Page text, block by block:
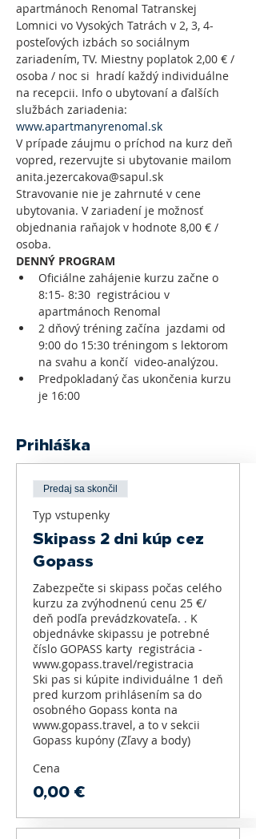
apartmánoch Renomal Tatranskej
Lomnici vo Vysokých Tatrách v 2, 3, 4-
posteľových izbách so sociálnym
zariadením, TV. Miestny poplatok 2,00 € /
osoba / noc si  hradí každý individuálne
na recepcii. Info o ubytovaní a ďalších
službách zariadenia:
www.apartmanyrenomal.sk
V prípade záujmu o príchod na kurz deň
vopred, rezervujte si ubytovanie mailom
anita.jezercakova@sapul.sk
Stravovanie nie je zahrnuté v cene
ubytovania. V zariadení je možnosť
objednania raňajok v hodnote 8,00 € /
osoba.
DENNÝ PROGRAM
Oficiálne zahájenie kurzu začne o
8:15- 8:30  registráciou v
apartmánoch Renomal
2 dňový tréning začína  jazdami od
9:00 do 15:30 tréningom s lektorom
na svahu a končí  video-analýzou.
Predpokladaný čas ukončenia kurzu
je 16:00
Prihláška
Predaj sa skončil
Typ vstupenky
Skipass 2 dni kúp cez
Gopass
Zabezpečte si skipass počas celého
kurzu za zvýhodnenú cenu 25 €/
deň podľa prevádzkovateľa. . K
objednávke skipassu je potrebné
číslo GOPASS karty  registrácia -
www.gopass.travel/registracia
Ski pas si kúpite individuálne 1 deň
pred kurzom prihlásením sa do
osobného Gopass konta na
www.gopass.travel, a to v sekcii
Cena
0,00 €